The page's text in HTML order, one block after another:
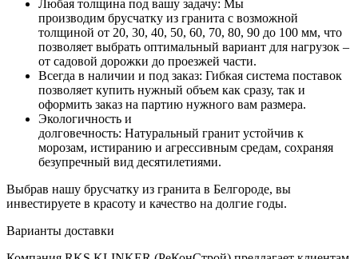
Любая толщина под вашу задачу: Мы
производим брусчатку из гранита с возможной
толщиной от 20, 30, 40, 50, 60, 70, 80, 90 до 100 мм, что
позволяет выбрать оптимальный вариант для нагрузок –
от садовой дорожки до проезжей части.
Всегда в наличии и под заказ: Гибкая система поставок
позволяет купить нужный объем как сразу, так и
оформить заказ на партию нужного вам размера.
Экологичность и
долговечность: Натуральный гранит устойчив к
морозам, истиранию и агрессивным средам, сохраняя
безупречный вид десятилетиями.
Выбрав нашу брусчатку из гранита в Белгороде, вы
инвестируете в красоту и качество на долгие годы.
Варианты доставки